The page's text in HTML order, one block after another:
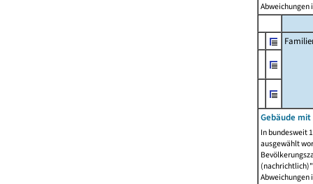
Abweichungen
Gebäude
In bundesweit
ausgewählt
Abweichungen